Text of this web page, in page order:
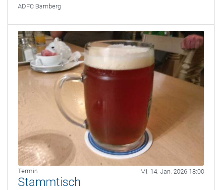
ADFC Bamberg
Termin Mi. 14. Jan. 2026 18:00
Stammtisch